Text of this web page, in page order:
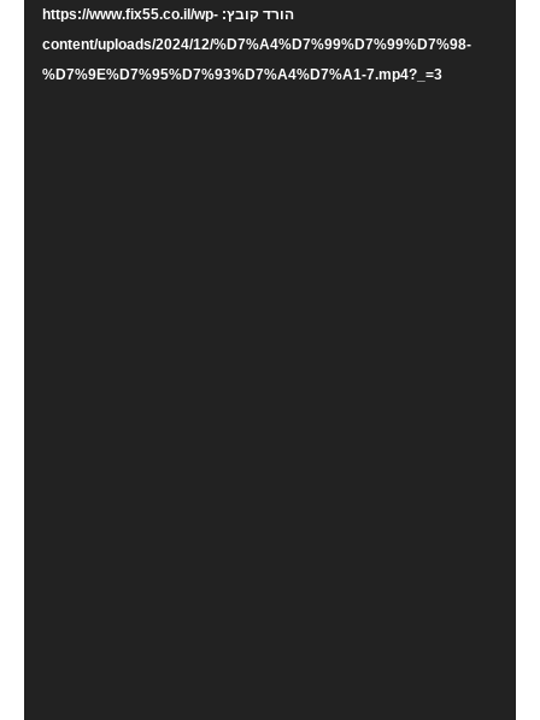
הורד קובץ: https://www.fix55.co.il/wp-
content/uploads/2024/12/%D7%A4%D7%99%D7%99%D7%98-
%D7%9E%D7%95%D7%93%D7%A4%D7%A1-7.mp4?_=3